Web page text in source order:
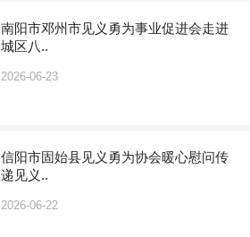
南阳市邓州市见义勇为事业促进会走进
城区八..
2026-06-23
信阳市固始县见义勇为协会暖心慰问传
递见义..
2026-06-22